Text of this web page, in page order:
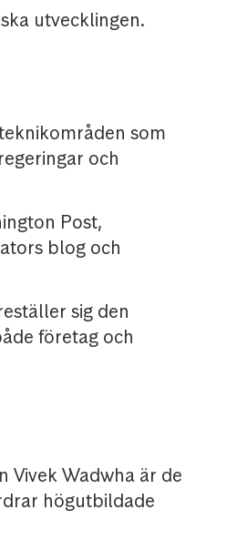
utvecklingen.
som
och
Post,
blog och
sig den
företag och
Vivek Wadwha är de
högutbildade